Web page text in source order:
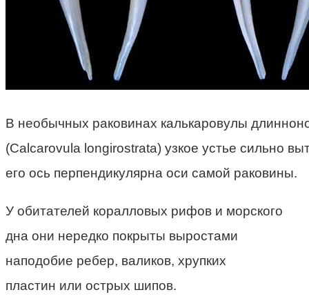
В необычных раковинах калькаровулы
(Calcarovula longirostrata) узкое устье сильно
его ось перпендикулярна оси самой раковины.
У обитателей коралловых рифов и морского
дна они нередко покрыты выростами
наподобие ребер, валиков, хрупких
пластин или острых шипов.